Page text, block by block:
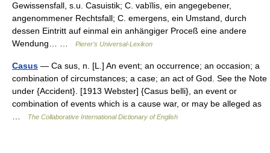
Gewissensfall, s.u. Casuistik; C. vabĭlis, ein angegebener,
angenommener Rechtsfall; C. emergens, ein Umstand, durch
dessen Eintritt auf einmal ein anhängiger Proceß eine andere
Wendung… …
Pierer's Universal-Lexikon
Casus — Ca sus, n. [L.] An event; an occurrence; an occasion; a
combination of circumstances; a case; an act of God. See the Note
under {Accident}. [1913 Webster] {Casus belli}, an event or
combination of events which is a cause war, or may be alleged as
The Collaborative International Dictionary of English